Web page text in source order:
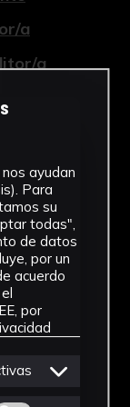
el
ante él, en
to America,
Time,
A
to America,
Time
1873).
ilustrada
a
a
ayudan
Para
su
todas",
de datos
por un
acuerdo
por